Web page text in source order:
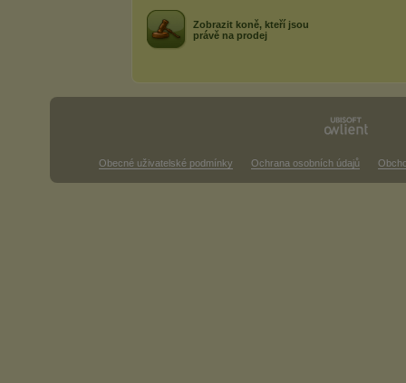
Zobrazit koně, kteří jsou
právě na prodej
Obecné uživatelské podmínky Ochrana osobních údajů